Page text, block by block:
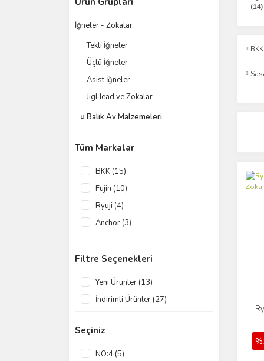
İğneler - Zokalar
Tekli İğneler
Üçlü İğneler
Asist İğneler
JigHead ve Zokalar
Balık Av Malzemeleri
Tüm Markalar
BKK (15)
Fujin (10)
Ryuji (4)
Anchor (3)
Sasame (1)
Filtre Seçenekleri
Yeni Ürünler (13)
İndirimli Ürünler (27)
Seçiniz
NO:4 (5)
(14)
BKK